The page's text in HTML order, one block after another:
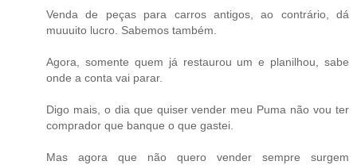
Venda de peças para carros antigos, ao contrário, dá
muuuito lucro. Sabemos também.
Agora, somente quem já restaurou um e planilhou, sabe
onde a conta vai parar.
Digo mais, o dia que quiser vender meu Puma não vou ter
comprador que banque o que gastei.
Mas agora que não quero vender sempre surgem